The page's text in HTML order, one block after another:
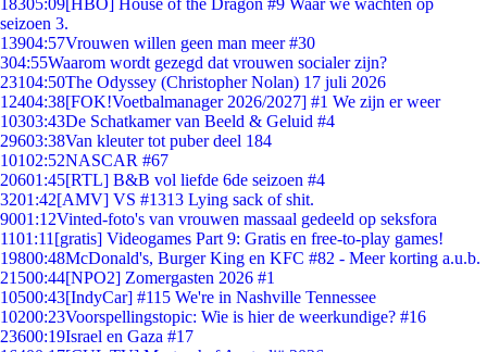
18305:09[HBO] House of the Dragon #9 Waar we wachten op
seizoen 3.
13904:57Vrouwen willen geen man meer #30
304:55Waarom wordt gezegd dat vrouwen socialer zijn?
23104:50The Odyssey (Christopher Nolan) 17 juli 2026
12404:38[FOK!Voetbalmanager 2026/2027] #1 We zijn er weer
10303:43De Schatkamer van Beeld & Geluid #4
29603:38Van kleuter tot puber deel 184
10102:52NASCAR #67
20601:45[RTL] B&B vol liefde 6de seizoen #4
3201:42[AMV] VS #1313 Lying sack of shit.
9001:12Vinted-foto's van vrouwen massaal gedeeld op seksfora
1101:11 [gratis] Videogames Part 9: Gratis en free-to-play games!
19800:48McDonald's, Burger King en KFC #82 - Meer korting a.u.b.
21500:44[NPO2] Zomergasten 2026 #1
10500:43[IndyCar] #115 We're in Nashville Tennessee
10200:23Voorspellingstopic: Wie is hier de weerkundige? #16
23600:19Israel en Gaza #17